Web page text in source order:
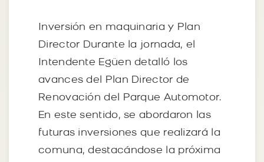
Inversión en maquinaria y Plan
Director Durante la jornada, el
Intendente Egüen detalló los
avances del Plan Director de
Renovación del Parque Automotor.
En este sentido, se abordaron las
futuras inversiones que realizará la
comuna, destacándose la próxima